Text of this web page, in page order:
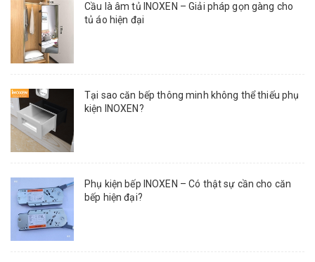
Cầu là âm tủ INOXEN – Giải pháp gọn gàng cho
tủ áo hiện đại
Tại sao căn bếp thông minh không thể thiếu phụ
kiện INOXEN?
Phụ kiện bếp INOXEN – Có thật sự cần cho căn
bếp hiện đại?